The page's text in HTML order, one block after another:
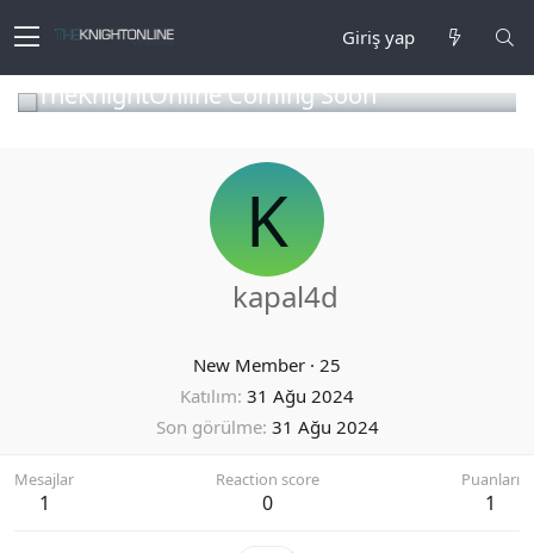
Giriş yap
TheKnightOnline Coming Soon
K
kapal4d
New Member · 25
Katılım 31 Ağu 2024
Son görülme 31 Ağu 2024
Mesajlar
1
Reaction score
0
Puanları
1